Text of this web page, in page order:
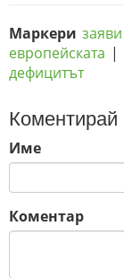
Маркери заяви
европейската |
дефицитът
Коментирай
Име
Коментар